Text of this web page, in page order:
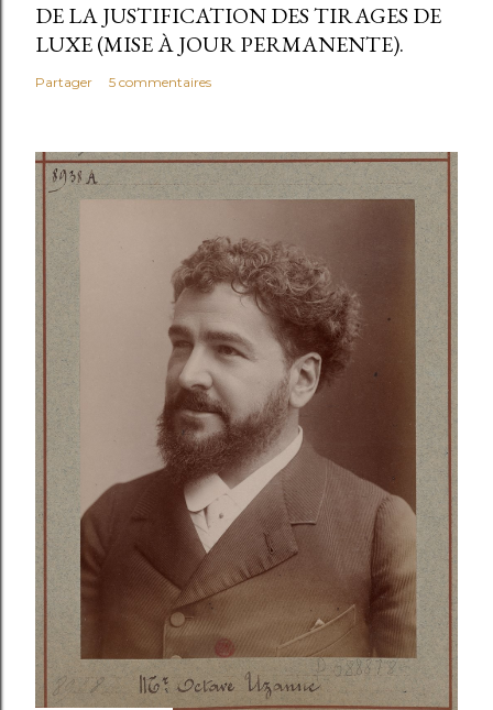
DE LA JUSTIFICATION DES TIRAGES DE
LUXE (MISE À JOUR PERMANENTE).
Partager 5 commentaires